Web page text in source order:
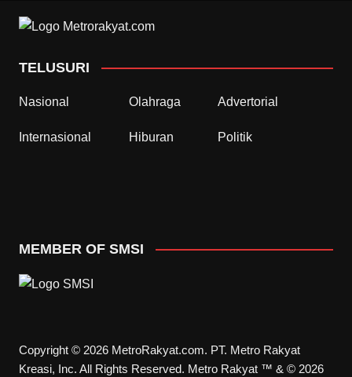
TELUSURI
Nasional Olahraga Advertorial
Internasional Hiburan Politik
MEMBER OF SMSI
Copyright © 2026 MetroRakyat.com. PT. Metro Rakyat
Kreasi, Inc. All Rights Reserved. Metro Rakyat ™ & © 2026